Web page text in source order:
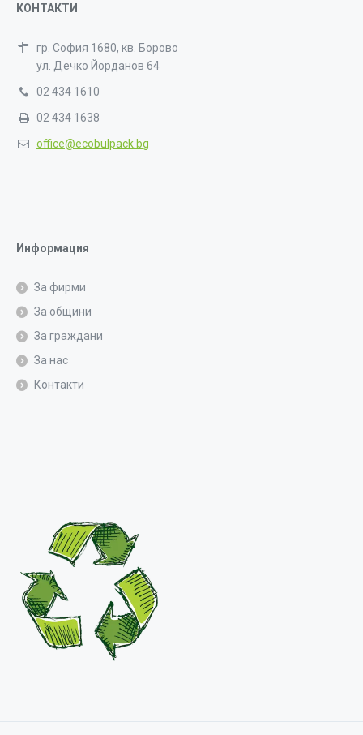
КОНТАКТИ
гр. София 1680, кв. Борово
ул. Дечко Йорданов 64
02 434 1610
02 434 1638
office@ecobulpack.bg
Информация
За фирми
За общини
За граждани
За нас
Контакти